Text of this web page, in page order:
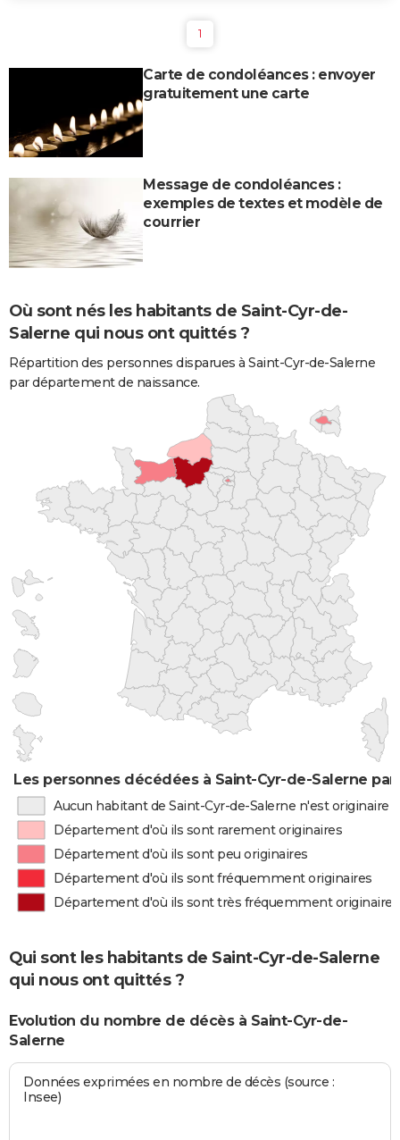
1
Carte de condoléances : envoyer
gratuitement une carte
Message de condoléances :
exemples de textes et modèle de
courrier
Où sont nés les habitants de Saint-Cyr-de-
Salerne qui nous ont quittés ?
Répartition des personnes disparues à Saint-Cyr-de-Salerne
par département de naissance.
Les personnes décédées à Saint-Cyr-de-Salerne
Aucun habitant de Saint-Cyr-de-Salerne n'est originaire
Département d'où ils sont rarement originaires
Département d'où ils sont peu originaires
Département d'où ils sont fréquemment originaires
Département d'où ils sont très fréquemment originaires
Qui sont les habitants de Saint-Cyr-de-Salerne
qui nous ont quittés ?
Evolution du nombre de décès à Saint-Cyr-de-
Salerne
Données exprimées en nombre de décès (source :
Insee)